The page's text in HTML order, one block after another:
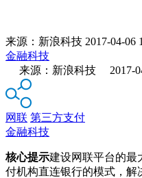
来源： 新浪科技 2017-04-06
金融科技
来源：新浪科技 2017-
网联 第三方支付
金融科技
核心提示建设网联平台的最
付机构直连银行的模式，解